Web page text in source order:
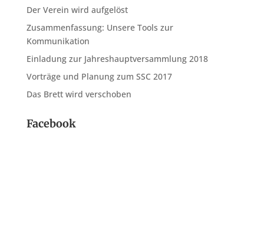
Der Verein wird aufgelöst
Zusammenfassung: Unsere Tools zur
Kommunikation
Einladung zur Jahreshauptversammlung 2018
Vorträge und Planung zum SSC 2017
Das Brett wird verschoben
Facebook